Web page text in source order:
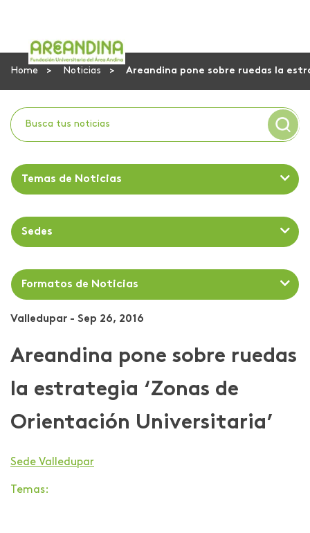
Home Noticias Areandina pone sobre ruedas la
Temas de Noticias
Sedes
Formatos de Noticias
Valledupar - Sep 26, 2016
Areandina pone sobre ruedas
la estrategia ‘Zonas de
Orientación Universitaria’
Sede Valledupar
Temas: